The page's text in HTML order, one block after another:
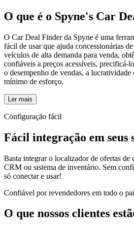
O que é o Spyne's Car
O Car Deal Finder da Spyne é uma
fácil de usar que ajuda concessionárias
veículos de alta demanda para venda,
confiáveis ​​a preços acessíveis, precificá-
o desempenho de vendas, a
mínimo de esforço.
Ler mais
Configuração fácil
Fácil integração em seus
Basta integrar o localizador de ofertas de
CRM ou sistema de inventário. Sem
só conectar e usar!
Confiável por revendedores em todo o
O que nossos clientes